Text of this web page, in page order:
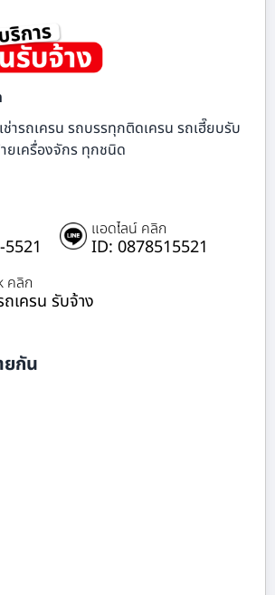
ช่ารถเครน รถบรรทุกติดเครน รถเฮี๊ยบรับ
ยเครื่องจักร ทุกชนิด
แอดไลน์ คลิก
ID: 0878515521
คลิก
เครน รับจ้าง
กัน